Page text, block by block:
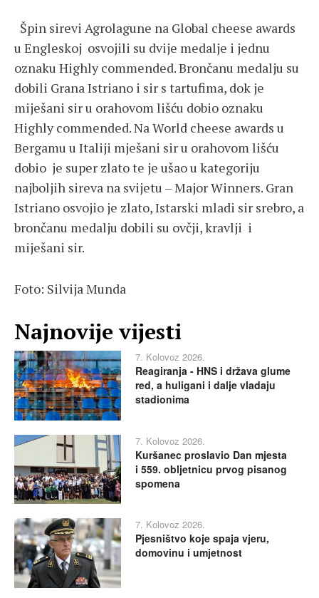
Špin sirevi Agrolagune na Global cheese awards
u Engleskoj osvojili su dvije medalje i jednu
oznaku Highly commended. Brončanu medalju su
dobili Grana Istriano i sir s tartufima, dok je
miješani sir u orahovom lišću dobio oznaku
Highly commended. Na World cheese awards u
Bergamu u Italiji mješani sir u orahovom lišću
dobio je super zlato te je ušao u kategoriju
najboljih sireva na svijetu – Major Winners. Gran
Istriano osvojio je zlato, Istarski mladi sir srebro, a
brončanu medalju dobili su ovčji, kravlji i
miješani sir.
Foto: Silvija Munda
Najnovije vijesti
7. Kolovoz 2026.
Reagiranja - HNS i država glume
red, a huligani i dalje vladaju
stadionima
7. Kolovoz 2026.
Kuršanec proslavio Dan mjesta
i 559. obljetnicu prvog pisanog
spomena
7. Kolovoz 2026.
Pjesništvo koje spaja vjeru,
domovinu i umjetnost